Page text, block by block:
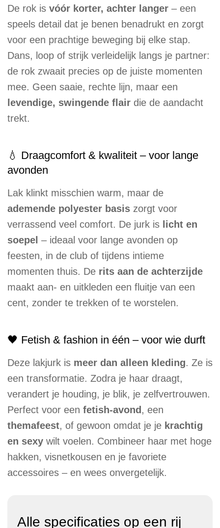
De rok is vóór korter, achter langer – een
speels detail dat je benen benadrukt en zorgt
voor een prachtige beweging bij elke stap.
Dans, loop of strijk verleidelijk langs je partner:
de rok zwaait precies op de juiste momenten
mee. Geen saaie, rechte lijn, maar een
levendige, swingende flair die de aandacht
trekt.
💧 Draagcomfort & kwaliteit – voor lange
avonden
Lak klinkt misschien warm, maar de
ademende polyester basis zorgt voor
verrassend veel comfort. De jurk is licht en
soepel – ideaal voor lange avonden op
feesten, in de club of tijdens intieme
momenten thuis. De rits aan de achterzijde
maakt aan- en uitkleden een fluitje van een
cent, zonder te trekken of te worstelen.
🖤 Fetish & fashion in één – voor wie durft
Deze lakjurk is meer dan alleen kleding. Ze is
een transformatie. Zodra je haar draagt,
verandert je houding, je blik, je zelfvertrouwen.
Perfect voor een fetish-avond, een
themafeest, of gewoon omdat je je krachtig
en sexy wilt voelen. Combineer haar met hoge
hakken, visnetkousen en je favoriete
accessoires – en wees onvergetelijk.
Alle specificaties op een rij